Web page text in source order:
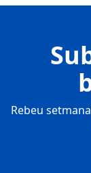
Rebeu